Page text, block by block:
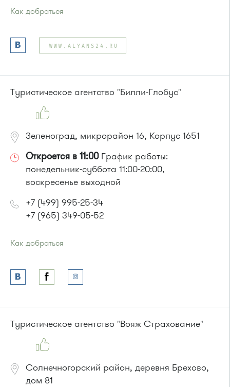
Как добраться
Автобус № 22.
Маршрутка № 460м
Автобус № 22.
WWW.ALYANS24.RU
Туристическое агентство "Билли-Глобус"
Зеленоград, микрорайон 16, Корпус 1651
Откроется в 11:00График работы:
понедельник-суббота 11:00-20:00,
воскресенье выходной
+7 (499) 995-25-34
+7 (965) 349-05-52
Как добраться
Автобус № 22.
или до остановки"Пенсионный фонд"
Маршрутка № 707м
Туристическое агентство "Вояж Страхование"
Солнечногорский район, деревня Брехово,
дом 81